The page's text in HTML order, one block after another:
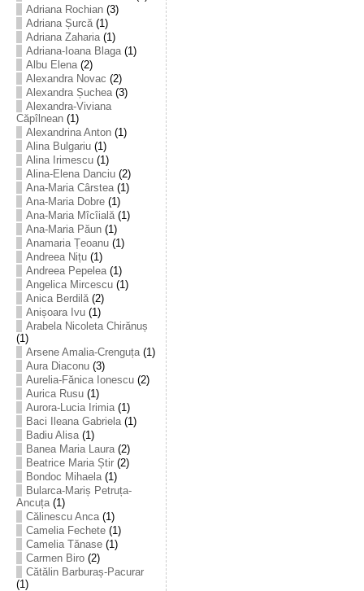
Adriana Rochian(3)
Adriana Șurcă(1)
Adriana Zaharia(1)
Adriana-Ioana Blaga(1)
Albu Elena(2)
Alexandra Novac (2)
Alexandra Șuchea(3)
Alexandra-Viviana
Căpîlnean(1)
Alexandrina Anton(1)
Alina Bulgariu(1)
Alina Irimescu(1)
Alina-Elena Danciu(2)
Ana-Maria Cârstea(1)
Ana-Maria Dobre(1)
Ana-Maria Mîcîială(1)
Ana-Maria Păun(1)
Anamaria Țeoanu(1)
Andreea Nițu(1)
Andreea Pepelea(1)
Angelica Mircescu(1)
Anica Berdilă(2)
Anișoara Ivu(1)
Arabela Nicoleta Chirănuș
(1)
Arsene Amalia-Crenguța(1)
Aura Diaconu(3)
Aurelia-Fănica Ionescu(2)
Aurica Rusu(1)
Aurora-Lucia Irimia(1)
Baci Ileana Gabriela(1)
Badiu Alisa(1)
Banea Maria Laura(2)
Beatrice Maria Știr(2)
Bondoc Mihaela(1)
Bularca-Mariș Petruța-
Ancuța(1)
Călinescu Anca(1)
Camelia Fechete(1)
Camelia Tănase(1)
Carmen Biro(2)
Cătălin Barburaș-Pacurar
(1)